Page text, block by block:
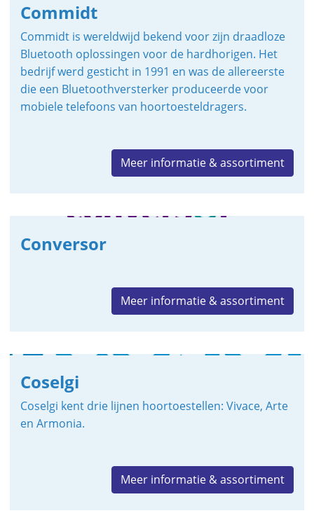
Commidt
Commidt is wereldwijd bekend voor zijn draadloze
Bluetooth oplossingen voor de hardhorigen. Het
bedrijf werd gesticht in 1991 en was de allereerste
die een Bluetoothversterker produceerde voor
mobiele telefoons van hoortoesteldragers.
Meer informatie & assortiment
Conversor
Meer informatie & assortiment
Coselgi
Coselgi kent drie lijnen hoortoestellen: Vivace, Arte
en Armonia.
Meer informatie & assortiment